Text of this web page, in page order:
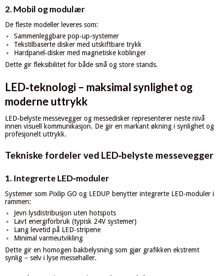
2. Mobil og modulær
De fleste modeller leveres som:
Sammenleggbare pop‑up‑systemer
Tekstilbaserte disker med utskiftbare trykk
Hardpanel‑disker med magnetiske koblinger
Dette gir fleksibilitet for både små og store stands.
LED‑teknologi – maksimal synlighet og
moderne uttrykk
LED‑belyste messevegger og messedisker representerer neste nivå
innen visuell kommunikasjon. De gir en markant økning i synlighet og
profesjonelt uttrykk.
Tekniske fordeler ved LED‑belyste messevegger
1. Integrerte LED‑moduler
Systemer som Pixlip GO og LEDUP benytter integrerte LED‑moduler i
rammen:
Jevn lysdistribusjon uten hotspots
Lavt energiforbruk (typisk 24V systemer)
Lang levetid på LED‑stripene
Minimal varmeutvikling
Dette gir en homogen bakbelysning som gjør grafikken ekstremt
synlig – selv i lyse messehaller.